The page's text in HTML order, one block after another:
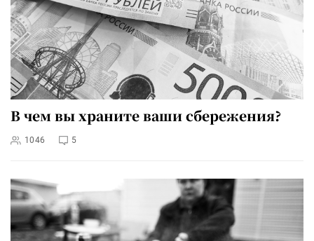
В чем вы храните ваши сбережения?
1046 5